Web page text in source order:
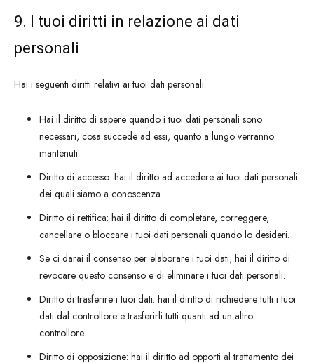
9. I tuoi diritti in relazione ai dati
personali
Hai i seguenti diritti relativi ai tuoi dati personali:
Hai il diritto di sapere quando i tuoi dati personali sono
necessari, cosa succede ad essi, quanto a lungo verranno
mantenuti.
Diritto di accesso: hai il diritto ad accedere ai tuoi dati personali
dei quali siamo a conoscenza.
Diritto di rettifica: hai il diritto di completare, correggere,
cancellare o bloccare i tuoi dati personali quando lo desideri.
Se ci darai il consenso per elaborare i tuoi dati, hai il diritto di
revocare questo consenso e di eliminare i tuoi dati personali.
Diritto di trasferire i tuoi dati: hai il diritto di richiedere tutti i tuoi
dati dal controllore e trasferirli tutti quanti ad un altro
controllore.
Diritto di opposizione: hai il diritto ad opporti al trattamento dei